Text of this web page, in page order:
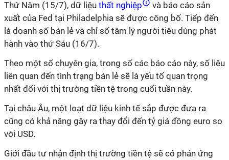
Thứ Năm (15/7), dữ liệu thất nghiệp
và báo cáo sản
xuất của Fed tại Philadelphia sẽ được công bố. Tiếp đến
là doanh số bán lẻ và chỉ số tâm lý người tiêu dùng phát
hành vào thứ Sáu (16/7).
Theo một số chuyên gia, trong số các báo cáo này, số liệu
liên quan đến tình trạng bán lẻ sẽ là yếu tố quan trọng
nhất đối với thị trường tiền tệ trong cuối tuần này.
Tại châu Âu, một loạt dữ liệu kinh tế sắp được đưa ra
cũng có khả năng gây ra thay đổi đến tỷ giá đồng euro so
với USD.
Giới đầu tư nhận định thị trường tiền tệ sẽ có phản ứng